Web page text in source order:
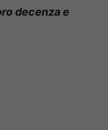
decenza e